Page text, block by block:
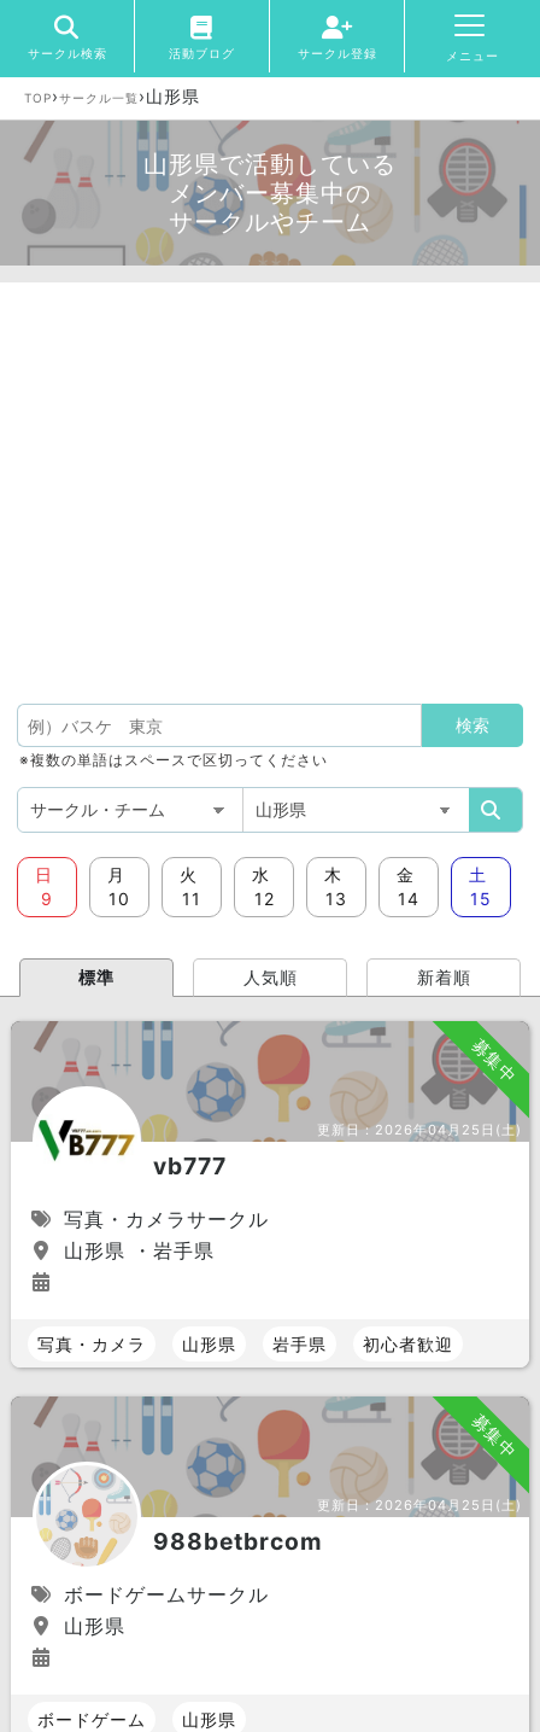
サークル検索 活動ブログ サークル登録 メニュー
TOP›サークル一覧 ›山形県
山形県で活動している
メンバー募集中の
サークルやチーム
※複数の単語はスペースで区切ってください
日
9
月
10
火
11
水
12
木
13
金
14
土
15
標準 人気順 新着順
募集中
更新日：2026年04月25日(土)
vb777
写真・カメラサークル
山形県 ・岩手県
写真・カメラ 山形県 岩手県 初心者歓迎
募集中
更新日：2026年04月25日(土)
988betbrcom
ボードゲームサークル
山形県
ボードゲーム 山形県